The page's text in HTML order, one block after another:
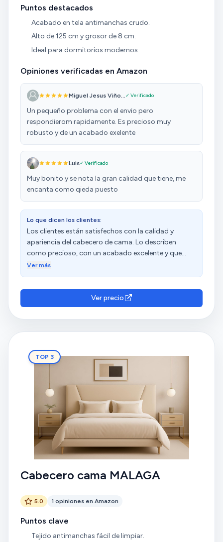
Puntos destacados
Acabado en tela antimanchas crudo.
Alto de 125 cm y grosor de 8 cm.
Ideal para dormitorios modernos.
Opiniones verificadas en Amazon
Miguel Jesus Viño... ✓ Verificado
Un pequeño problema con el envio pero
respondierom rapidamente. Es precioso muy
robusto y de un acabado exelente
Luis✓ Verificado
Muy bonito y se nota la gran calidad que tiene, me
encanta como qieda puesto
Lo que dicen los clientes:
Los clientes están satisfechos con la calidad y
apariencia del cabecero de cama. Lo describen
como precioso, con un acabado excelente y que
queda muy bien en la habitación. Además,
rematada es ideal. Sin embargo, tienen opiniones
diversas sobre su peso.
Ver más
Ver precio
TOP 3
Cabecero cama MALAGA
5.0 1 opiniones en Amazon
Puntos clave
Tejido antimanchas fácil de limpiar.